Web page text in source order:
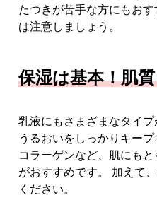
たつきが苦手な方にもお
は注意しましょう。
保湿は基本！肌
乳液にもさまざまなタイ
うるおいをしっかりキー
コラーゲンなど、肌にも
がおすすめです。 加えて
ください。